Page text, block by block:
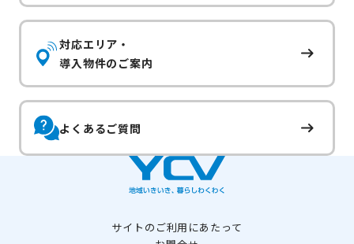
対応エリア・
導入物件のご案内
よくあるご質問
サイトのご利用にあたって